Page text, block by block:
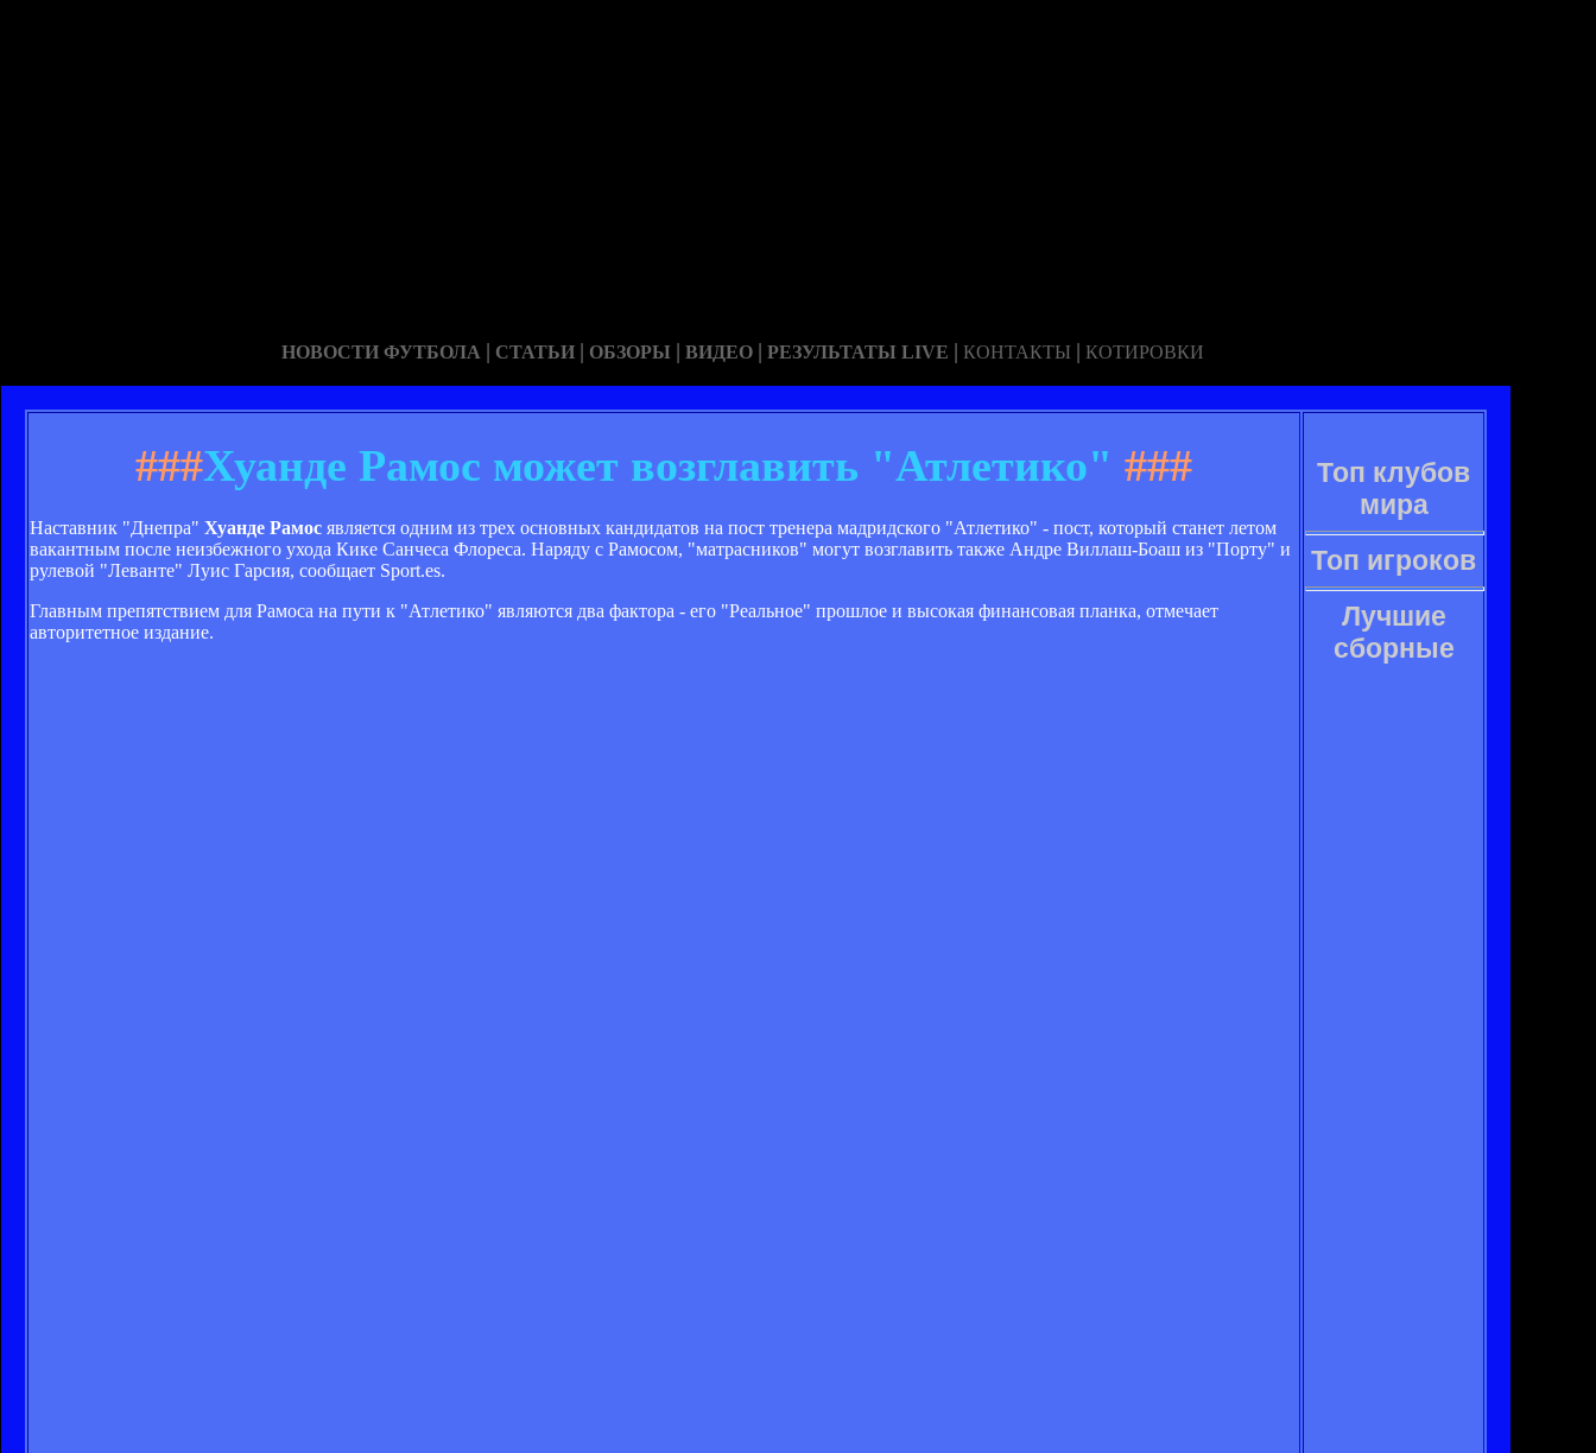
НОВОСТИ ФУТБОЛА | СТАТЬИ | ОБЗОРЫ | ВИДЕО | РЕЗУЛЬТАТЫ LIVE | КОНТАКТЫ | КОТИРОВКИ
###Хуанде Рамос может возглавить "Атлетико" ###
Наставник "Днепра" Хуанде Рамос является одним из трех основных кандидатов на пост тренера мадридского "Атлетико" - пост, который станет летом
вакантным после неизбежного ухода Кике Санчеса Флореса. Наряду с Рамосом, "матрасников" могут возглавить также Андре Виллаш-Боаш из "Порту" и
рулевой "Леванте" Луис Гарсия, сообщает Sport.es.
Главным препятствием для Рамоса на пути к "Атлетико" являются два фактора - его "Реальное" прошлое и высокая финансовая планка, отмечает
авторитетное издание.
Топ клубов
мира
Топ игроков
Лучшие
сборные